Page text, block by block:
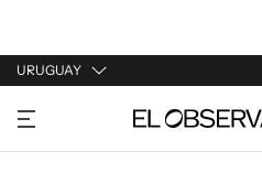
URUGUAY
URUGUAY
ARGENTINA